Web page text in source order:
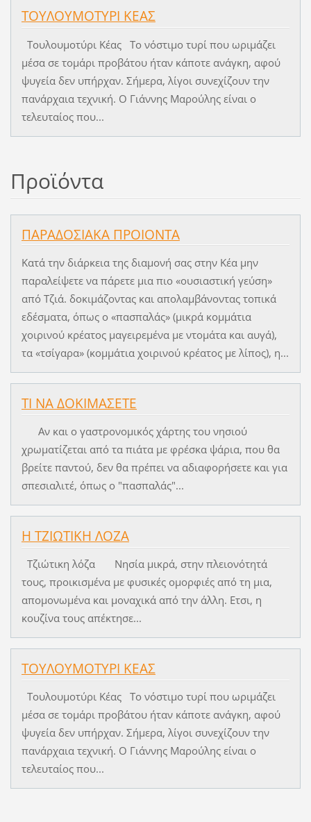
ΤΟΥΛΟΥΜΟΤΥΡΙ ΚΕΑΣ
Τουλουμοτύρι Κέας Το νόστιμο τυρί που ωριμάζει
μέσα σε τομάρι προβάτου ήταν κάποτε ανάγκη, αφού
ψυγεία δεν υπήρχαν. Σήμερα, λίγοι συνεχίζουν την
πανάρχαια τεχνική. Ο Γιάννης Μαρούλης είναι ο
τελευταίος που...
Προϊόντα
ΠΑΡΑΔΟΣΙΑΚΑ ΠΡΟΙΟΝΤΑ
Κατά την διάρκεια της διαμονή σας στην Κέα μην
παραλείψετε να πάρετε μια πιο «ουσιαστική γεύση»
από Τζιά. δοκιμάζοντας και απολαμβάνοντας τοπικά
εδέσματα, όπως ο «πασπαλάς» (μικρά κομμάτια
χοιρινού κρέατος μαγειρεμένα με ντομάτα και αυγά),
τα «τσίγαρα» (κομμάτια χοιρινού κρέατος με λίπος), η...
ΤΙ ΝΑ ΔΟΚΙΜΑΣΕΤΕ
Αν και ο γαστρονομικός χάρτης του νησιού
χρωματίζεται από τα πιάτα με φρέσκα ψάρια, που θα
βρείτε παντού, δεν θα πρέπει να αδιαφορήσετε και για
σπεσιαλιτέ, όπως ο "πασπαλάς"...
Η ΤΖΙΩΤΙΚΗ ΛΟΖΑ
Τζιώτικη λόζα Νησία μικρά, στην πλειονότητά
τους, προικισμένα με φυσικές ομορφιές από τη μια,
απομονωμένα και μοναχικά από την άλλη. Ετσι, η
κουζίνα τους απέκτησε...
ΤΟΥΛΟΥΜΟΤΥΡΙ ΚΕΑΣ
Τουλουμοτύρι Κέας Το νόστιμο τυρί που ωριμάζει
μέσα σε τομάρι προβάτου ήταν κάποτε ανάγκη, αφού
ψυγεία δεν υπήρχαν. Σήμερα, λίγοι συνεχίζουν την
πανάρχαια τεχνική. Ο Γιάννης Μαρούλης είναι ο
τελευταίος που...